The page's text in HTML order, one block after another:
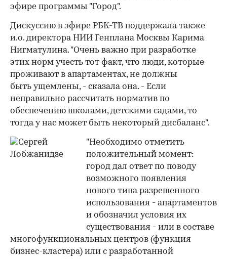
эфире программы "Город".
Дискуссию в эфире РБК-ТВ поддержала также
и.о. директора НИИ Генплана Москвы Карима
Нигматулина. "Очень важно при разработке
этих норм учесть тот факт, что люди, которые
проживают в апартаментах, не должны
быть ущемлены, - сказала она. - Если
неправильно рассчитать норматив по
обеспечению школами, детскими садами, то
тогда у нас может быть некоторый дисбаланс".
"Необходимо отметить
положительный момент:
город дал ответ по поводу
возможного появления
нового типа разрешенного
использования - апартаментов
и обозначил условия их
существования - или в составе
многофункциональных центров (функция
бизнес-кластера) или с разработанной